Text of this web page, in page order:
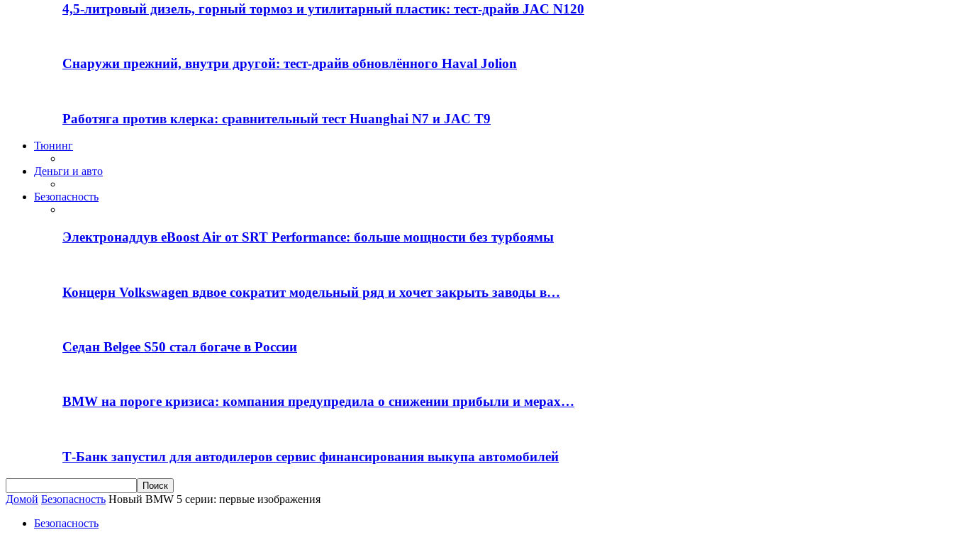
4,5-литровый дизель, горный тормоз и утилитарный пластик: тест-драйв JAC N120
Снаружи прежний, внутри другой: тест-драйв обновлённого Haval Jolion
Работяга против клерка: сравнительный тест Huanghai N7 и JAC T9
Тюнинг
Деньги и авто
Безопасность
Электронаддув eBoost Air от SRT Performance: больше мощности без турбоямы
Концерн Volkswagen вдвое сократит модельный ряд и хочет закрыть заводы в…
Седан Belgee S50 стал богаче в России
BMW на пороге кризиса: компания предупредила о снижении прибыли и мерах…
Т-Банк запустил для автодилеров сервис финансирования выкупа автомобилей
Домой Безопасность Новый BMW 5 серии: первые изображения
Безопасность